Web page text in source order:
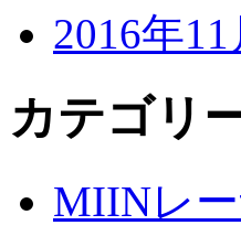
2016年11
カテゴリ
MIINレ